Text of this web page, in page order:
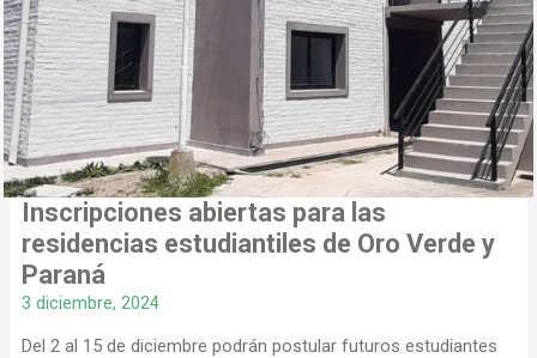
Inscripciones abiertas para las
residencias estudiantiles de Oro Verde y
Paraná
3 diciembre, 2024
Del 2 al 15 de diciembre podrán postular futuros estudiantes